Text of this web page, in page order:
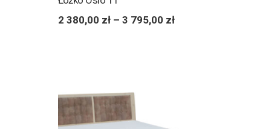
2 380,00 zł– 3 795,00 zł